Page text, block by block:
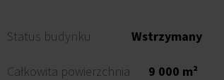
Status budynku Wstrzymany
Całkowita powierzchnia
9 000 m²